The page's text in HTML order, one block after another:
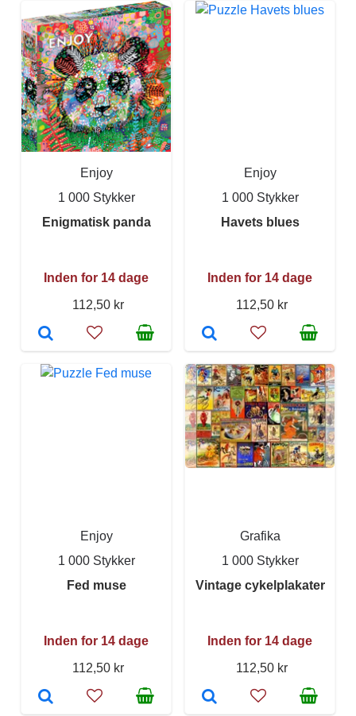
Enjoy
1 000 Stykker
Enigmatisk panda
Inden for 14 dage
112,50 kr
Enjoy
1 000 Stykker
Havets blues
Inden for 14 dage
112,50 kr
Enjoy
1 000 Stykker
Fed muse
Inden for 14 dage
112,50 kr
Grafika
1 000 Stykker
Vintage cykelplakater
Inden for 14 dage
112,50 kr